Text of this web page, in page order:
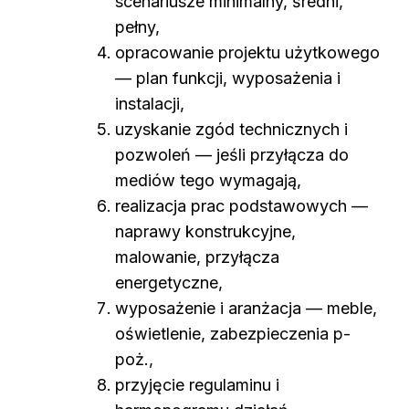
pełny,
opracowanie projektu użytkowego
— plan funkcji, wyposażenia i
instalacji,
uzyskanie zgód technicznych i
pozwoleń — jeśli przyłącza do
mediów tego wymagają,
realizacja prac podstawowych —
naprawy konstrukcyjne,
malowanie, przyłącza
energetyczne,
wyposażenie i aranżacja — meble,
oświetlenie, zabezpieczenia p-
poż.,
przyjęcie regulaminu i